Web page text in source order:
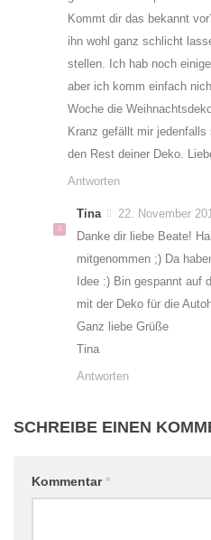
Kommt dir das bekannt
ihn wohl ganz schlicht
stellen. Ich hab noch
aber ich komm einfach
Woche die
Kranz gefällt mir
den Rest deiner Deko.
Antworten
Tina
22. November
Danke dir liebe Beate!
mitgenommen ;) Da
Idee :) Bin gespannt auf
mit der Deko für die
Ganz liebe Grüße
Tina
Antworten
SCHREIBE EINEN
Kommentar*